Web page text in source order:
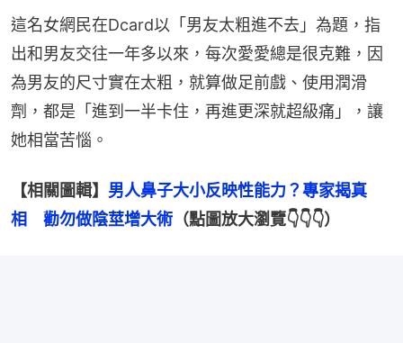
這名女網民在Dcard以「男友太粗進不去」為題，指
出和男友交往一年多以來，每次愛愛總是很克難，因
為男友的尺寸實在太粗，就算做足前戲、使用潤滑
劑，都是「進到一半卡住，再進更深就超級痛」，讓
她相當苦惱。
【相關圖輯】 男人鼻子大小反映性能力？專家揭真
相　勸勿做陰莖增大術 （點圖放大瀏覽👇👇👇）